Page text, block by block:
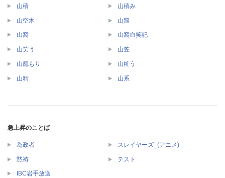
山積 山積み
山空木 山窟
山窩 山窩血笑記
山笑う 山笠
山籠もり 山粧う
山精 山系
急上昇のことば
為政者 スレイヤーズ_(アニメ)
黙祷 テスト
IBC岩手放送